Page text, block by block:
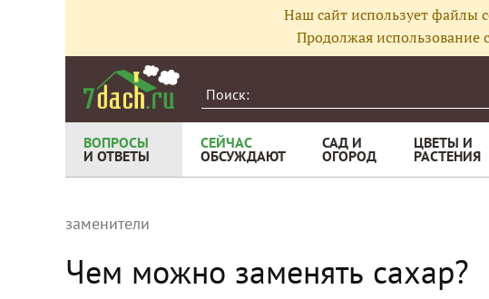
Наш сайт использует файлы
Продолжая использование
ВОПРОСЫ
И ОТВЕТЫ
СЕЙЧАС
ОБСУЖДАЮТ
САД И
ОГОРОД
ЦВЕТЫ И
РАСТЕНИЯ
заменители
Чем можно заменять сахар?